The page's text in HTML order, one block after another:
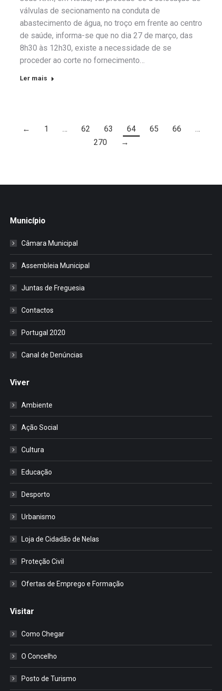
válvulas de secionamento na conduta de
abastecimento de água, no troço em frente ao centro
de saúde, informa-se que no dia 27 de março, das
8h30 às 12h30, existe a necessidade de se
proceder ao corte no fornecimento…
Ler mais
← 1 … 62 63 64 65 66
…
270
→
Município
Câmara Municipal
Assembleia Municipal
Juntas de Freguesia
Contactos
Portugal 2020
Canal de Denúncias
Viver
Ambiente
Ação Social
Cultura
Educação
Desporto
Urbanismo
Loja de Cidadão de Nelas
Proteção Civil
Ofertas de Emprego e Formação
Visitar
Como Chegar
O Concelho
Posto de Turismo